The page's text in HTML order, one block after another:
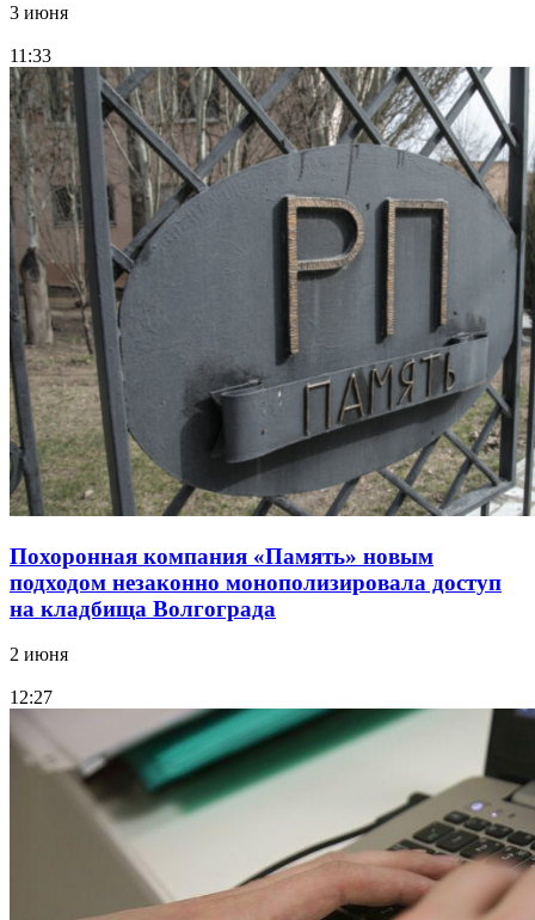
3 июня
11:33
Похоронная компания «Память» новым
подходом незаконно монополизировала доступ
на кладбища Волгограда
2 июня
12:27